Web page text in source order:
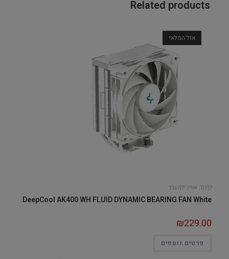
Related products
אזל המלאי
קירור אוויר למעבד
DeepCool AK400 WH FLUID DYNAMIC BEARING FAN White
₪229.00
פרטים נוספים